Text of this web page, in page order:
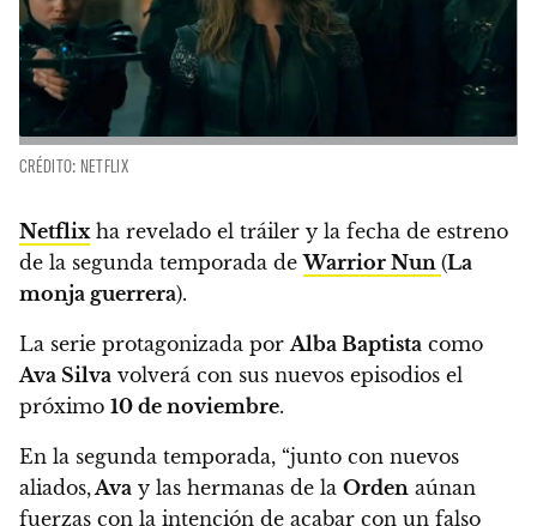
CRÉDITO: NETFLIX
Netflix ha revelado el tráiler y la fecha de estreno
de la segunda temporada deWarrior Nun (La
monja guerrera).
La serie protagonizada por Alba Baptista como
Ava Silva volverá con sus nuevos episodios el
próximo 10 de noviembre.
En la segunda temporada, “junto con nuevos
aliados, Ava y las hermanas de la Orden aúnan
fuerzas con la intención de acabar con un falso